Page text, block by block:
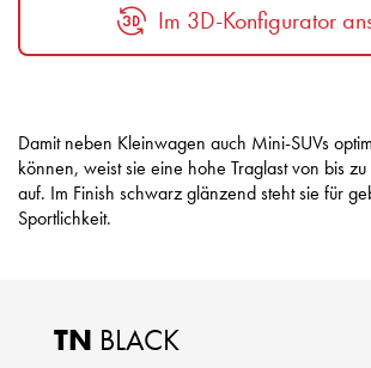
Im 3D-Konfigurator
Damit neben Kleinwagen auch Mini-SUVs
können, weist sie eine hohe Traglast von bis
auf. Im Finish schwarz glänzend steht sie für
Sportlichkeit.
TN BLACK